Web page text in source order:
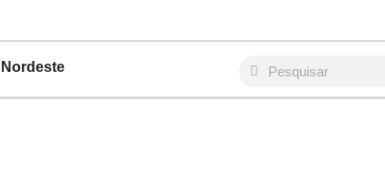
Nordeste